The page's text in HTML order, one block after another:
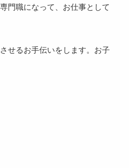
門職になって、お仕事として
せるお手伝いをします。お子